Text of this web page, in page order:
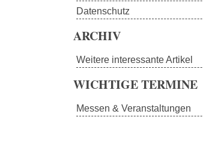
Datenschutz
ARCHIV
Weitere interessante Artikel
WICHTIGE TERMINE
Messen & Veranstaltungen